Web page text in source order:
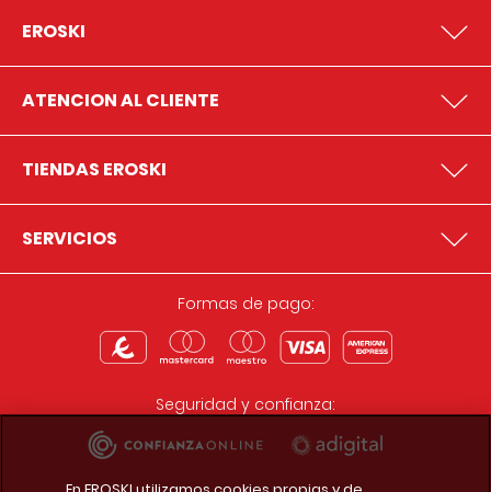
EROSKI
ATENCION AL CLIENTE
TIENDAS EROSKI
SERVICIOS
Formas de pago:
Seguridad y confianza: